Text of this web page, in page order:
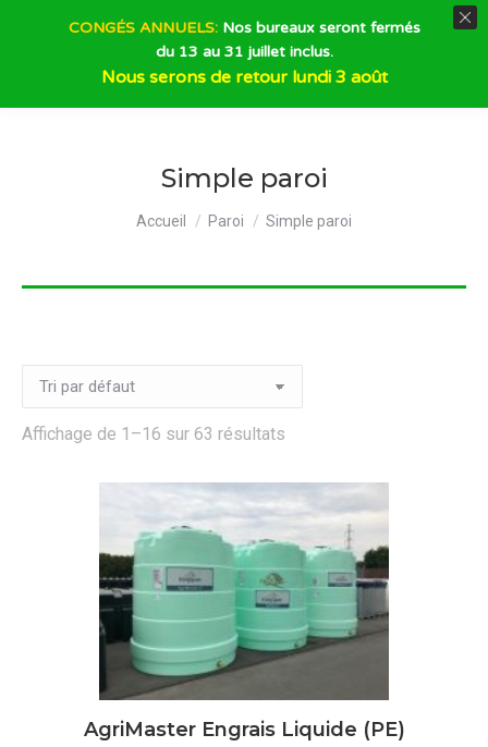
Simple paroi
Vous êtes ici :
Accueil Paroi Simple paroi
Affichage de 1–16 sur 63 résultats
AgriMaster Engrais Liquide (PE)
CONGÉS ANNUELS:Nos bureaux seront fermés
du 13 au 31 juillet inclus.
Nous serons de retour lundi 3 août